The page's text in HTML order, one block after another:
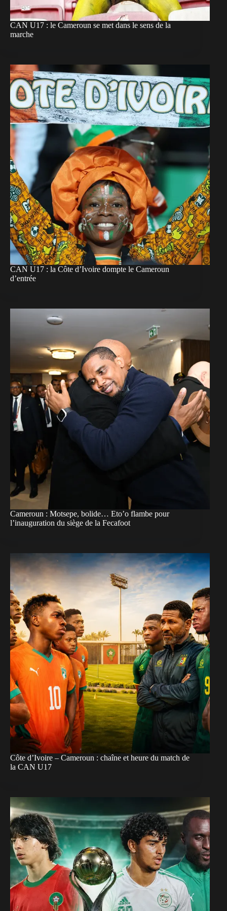
CAN U17 : le Cameroun se met dans le sens de la
marche
CAN U17 : la Côte d’Ivoire dompte le Cameroun
d’entrée
Cameroun : Motsepe, bolide… Eto’o flambe pour
l’inauguration du siège de la Fecafoot
Côte d’Ivoire – Cameroun : chaîne et heure du match de
la CAN U17